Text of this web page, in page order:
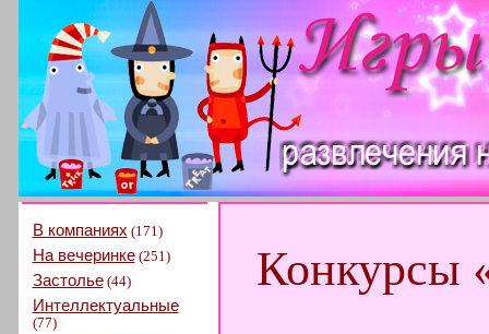
В компаниях (171)
На вечеринке(251)
Застолье(44)
Интеллектуальные
(77)
Конкурсы